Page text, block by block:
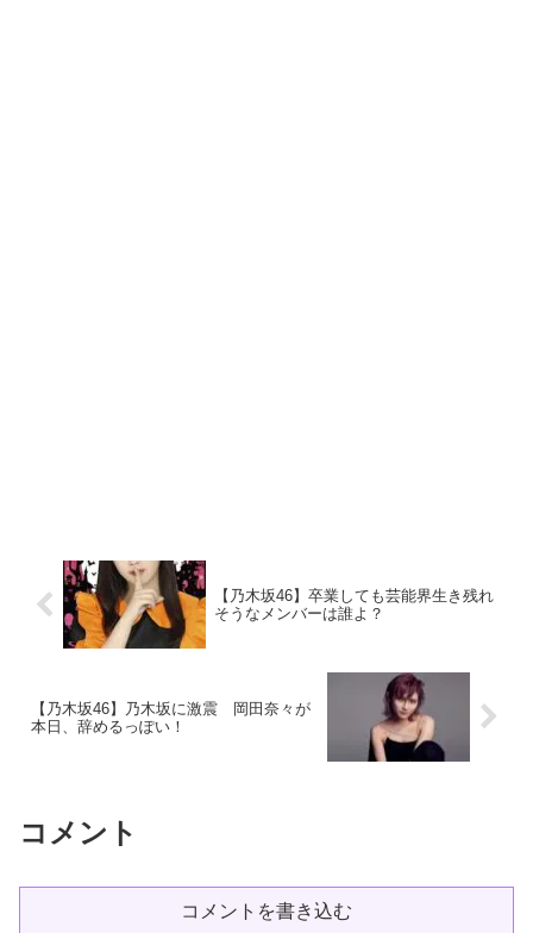
【乃木坂46】卒業しても芸能界生き残れ
そうなメンバーは誰よ？
【乃木坂46】乃木坂に激震 岡田奈々が
本日、辞めるっぽい！
コメント
コメントを書き込む